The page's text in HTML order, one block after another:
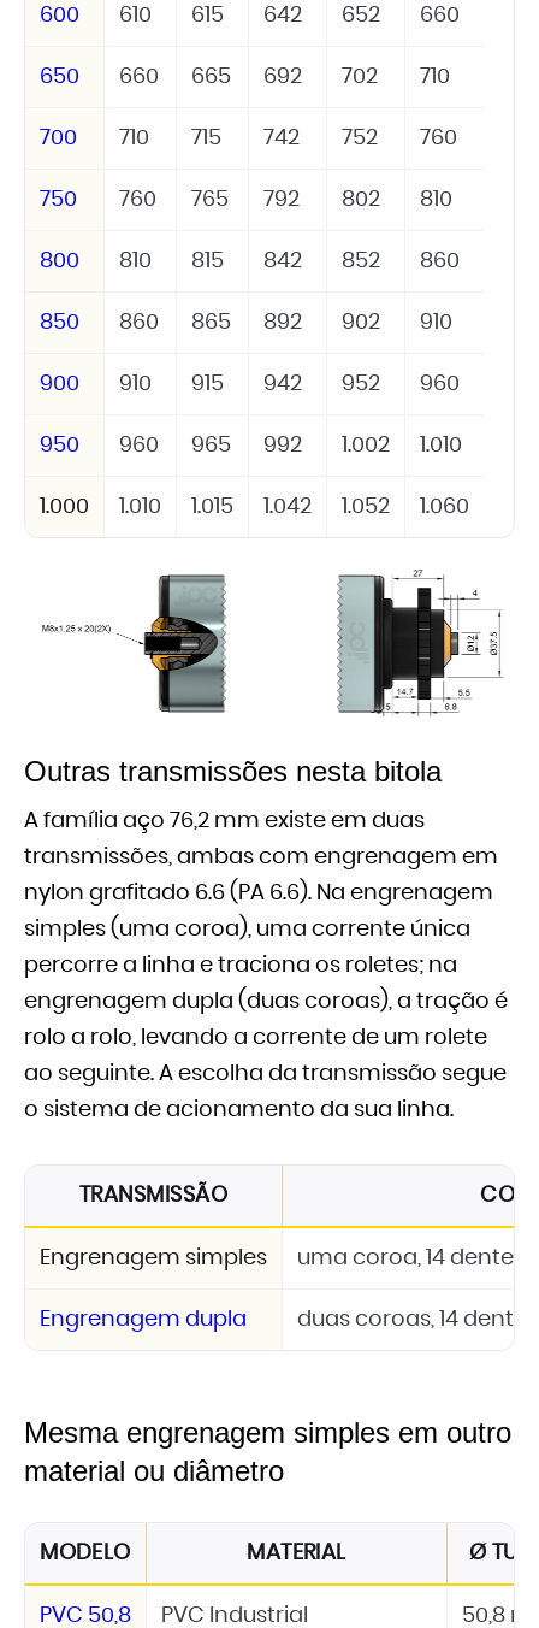
600 610 615 642 652 660
650 660 665 692 702 710
700 710 715 742 752 760
750 760 765 792 802 810
800 810 815 842 852 860
850 860 865 892 902 910
900 910 915 942 952 960
950 960 965 992 1.002 1.010
1.000 1.010 1.015 1.042 1.052 1.060
Outras transmissões nesta bitola
A família aço 76,2 mm existe em duas
transmissões, ambas com engrenagem em
nylon grafitado 6.6 (PA 6.6). Na engrenagem
simples (uma coroa), uma corrente única
percorre a linha e traciona os roletes; na
engrenagem dupla (duas coroas), a tração é
rolo a rolo, levando a corrente de um rolete
ao seguinte. A escolha da transmissão segue
o sistema de acionamento da sua linha.
TRANSMISSÃO
Engrenagem simples uma coroa, 14 dentes,
Engrenagem dupla duas coroas, 14
Mesma engrenagem simples em outro
material ou diâmetro
MODELO MATERIAL Ø
PVC 50,8 PVC Industrial 50,8